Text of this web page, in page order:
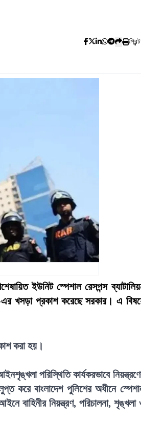
প্রিন্ট
ইউনিট স্পেশাল রেসপন্স
খসড়া প্রকাশ করেছে সরকার। এ
করা হয়।
পরিস্থিতি কার্যকরভাবে
করে বাংলাদেশ পুলিশের অধীনে
বাহিনীর নিয়ন্ত্রণ, পরিচালনা, শৃঙ্খলা